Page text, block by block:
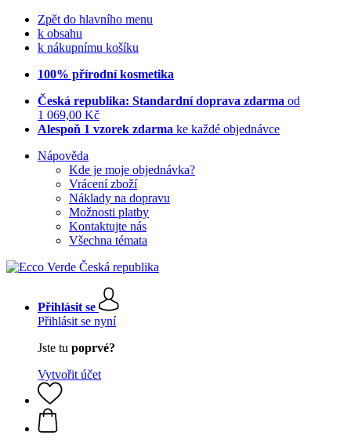
Zpět do hlavního menu
k obsahu
k nákupnímu košíku
100% přírodní kosmetika
Česká republika: Standardní doprava zdarma od
1 069,00 Kč
Alespoň 1 vzorek zdarma ke každé objednávce
Nápověda
Kde je moje objednávka?
Vrácení zboží
Náklady na dopravu
Možnosti platby
Kontaktujte nás
Všechna témata
Přihlásit se
Přihlásit se nyní
Jste tu poprvé?
Vytvořit účet